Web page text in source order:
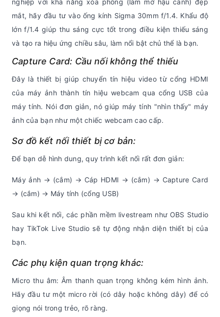
nghiệp với khả năng xóa phông (làm mờ hậu cảnh) đẹp
mắt, hãy đầu tư vào ống kính Sigma 30mm f/1.4. Khẩu độ
lớn f/1.4 giúp thu sáng cực tốt trong điều kiện thiếu sáng
và tạo ra hiệu ứng chiều sâu, làm nổi bật chủ thể là bạn.
Capture Card: Cầu nối không thể thiếu
Đây là thiết bị giúp chuyển tín hiệu video từ cổng HDMI
của máy ảnh thành tín hiệu webcam qua cổng USB của
máy tính. Nói đơn giản, nó giúp máy tính "nhìn thấy" máy
ảnh của bạn như một chiếc webcam cao cấp.
Sơ đồ kết nối thiết bị cơ bản:
Để bạn dễ hình dung, quy trình kết nối rất đơn giản:
Máy ảnh → (cắm) → Cáp HDMI → (cắm) → Capture Card
→ (cắm) → Máy tính (cổng USB)
Sau khi kết nối, các phần mềm livestream như OBS Studio
hay TikTok Live Studio sẽ tự động nhận diện thiết bị của
bạn.
Các phụ kiện quan trọng khác:
Micro thu âm: Âm thanh quan trọng không kém hình ảnh.
Hãy đầu tư một micro rời (có dây hoặc không dây) để có
giọng nói trong trẻo, rõ ràng.